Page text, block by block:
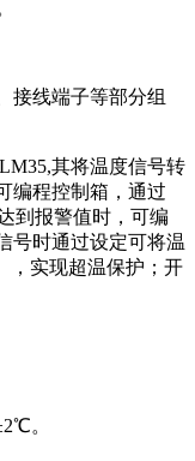
接线端子等部分组
其将温度信号转
编程控制箱，通过
到报警值时，可编
号时通过设定可将温
，实现超温保护；开
。